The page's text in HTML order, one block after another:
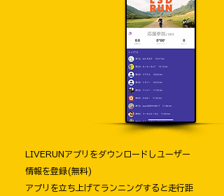
LIVERUNアプリをダウンロードし ユーザー
情報を登録(無料)
アプリを立ち上げてランニングすると走行距